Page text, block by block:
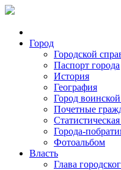
Город
Городской
Паспорт города
История
География
Город
Почетные
Города-
Фотоальбом
Власть
Глава